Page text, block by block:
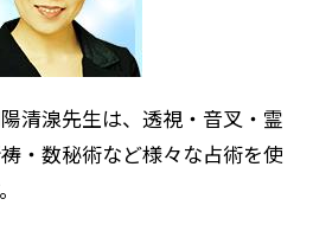
清湶先生は、透視・音叉・霊
・数秘術など様々な占術を使